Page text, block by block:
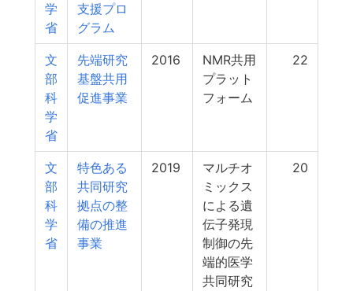
学
省
支援プロ
グラム
文
部
科
学
省
先端研究
基盤共用
促進事業
2016
NMR共用
プラット
フォーム
22
文
部
科
学
省
特色ある
共同研究
拠点の整
備の推進
事業
2019
マルチオ
ミックス
による遺
伝子発現
制御の先
端的医学
共同研究
20